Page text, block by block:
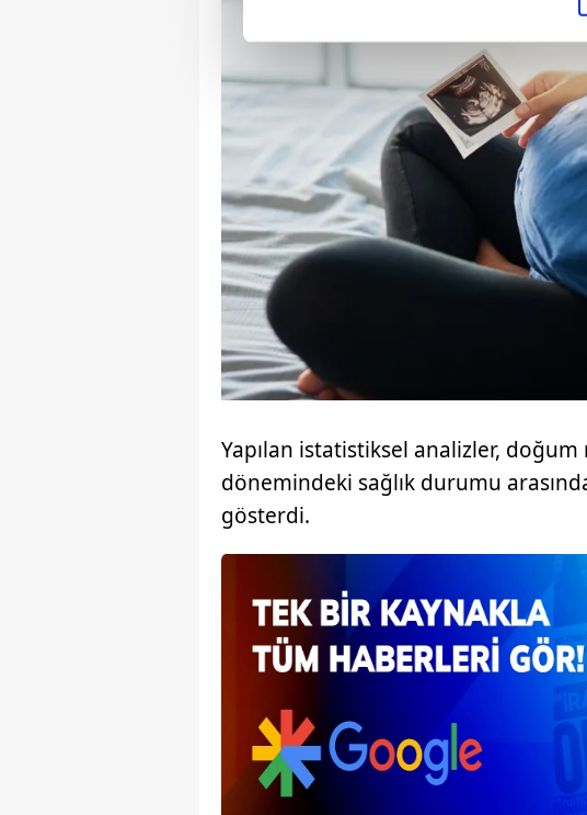
Sizlere daha iyi bir hizmet sunabilmek için
çerezler vasıtasıyla çeşitli kişisel
amacıyla kullanılmaktadır. Diğer
reklam/pazarlama faaliyetlerinin yapılması,
Çerezlere ilişkin tercihlerinizi aşağıda yer
butonuna tıklayabilir, Çerez Bilgilendirme
6698 sayılı Kişisel Verilerin Korunması
mevzuata uygun olarak kullanılan
Yapılan istatistiksel analizler, doğum
dönemindeki sağlık durumu
gösterdi.